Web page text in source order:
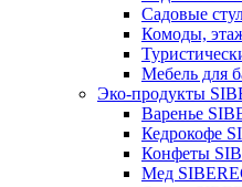
Садовые
Комоды,
Мебель для
Эко-продукты
Варенье
Кедрокофе
Конфеты
Мед